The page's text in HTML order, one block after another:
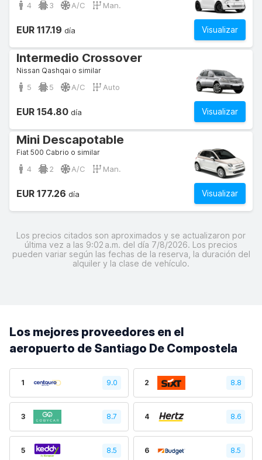
4 3 A/C Man.
Visualizar
EUR 117.19 día
Intermedio Crossover
Nissan Qashqai o similar
5 5 A/C Auto
Visualizar
EUR 154.80 día
Mini Descapotable
Fiat 500 Cabrio o similar
4 2 A/C Man.
Visualizar
EUR 177.26 día
Los precios citados son aproximados y se actualizaron por
última vez a las 9:02 a.m. del día 7/8/2026. Los precios
pueden variar según las fechas de la reserva, la duración del
alquiler y la clase de vehículo.
Los mejores proveedores en el
aeropuerto de Santiago De Compostela
1 9.0 2 8.8
3 8.7 4 8.6
5 8.5 6 8.5